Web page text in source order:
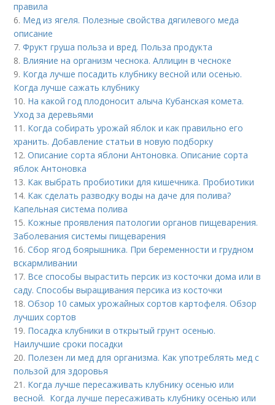
правила
6. Мед из ягеля. Полезные свойства дягилевого меда
описание
7.Фрукт груша польза и вред. Польза продукта
8. Влияние на организм чеснока. Аллицин в чесноке
9. Когда лучше посадить клубнику весной или осенью.
Когда лучше сажать клубнику
10. На какой год плодоносит алыча Кубанская комета.
Уход за деревьями
11. Когда собирать урожай яблок и как правильно его
хранить. Добавление статьи в новую подборку
12.Описание сорта яблони Антоновка. Описание сорта
яблок Антоновка
13. Как выбрать пробиотики для кишечника. Пробиотики
14. Как сделать разводку воды на даче для полива?
Капельная система полива
15. Кожные проявления патологии органов пищеварения.
Заболевания системы пищеварения
16.Сбор ягод боярышника. При беременности и грудном
вскармливании
17. Все способы вырастить персик из косточки дома или в
саду. Способы выращивания персика из косточки
18.Обзор 10 самых урожайных сортов картофеля. Обзор
лучших сортов
19. Посадка клубники в открытый грунт осенью.
Наилучшие сроки посадки
20. Полезен ли мед для организма. Как употреблять мед с
пользой для здоровья
21. Когда лучше пересаживать клубнику осенью или
весной. Когда лучше пересаживать клубнику осенью или